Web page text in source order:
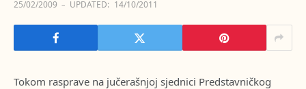
25/02/2009 UPDATED: 14/10/2011
Tokom rasprave na jučerašnjoj sjednici Predstavničkog